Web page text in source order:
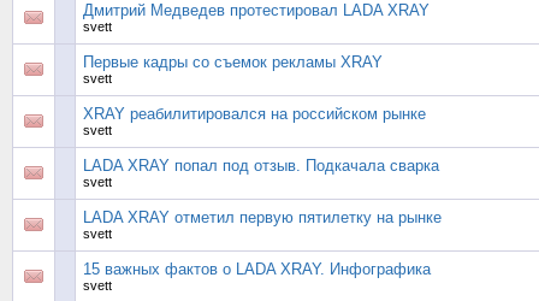
Дмитрий Медведев протестировал LADA XRAY
svett
Первые кадры со съемок рекламы XRAY
svett
XRAY реабилитировался на российском рынке
svett
LADA XRAY попал под отзыв. Подкачала сварка
svett
LADA XRAY отметил первую пятилетку на рынке
svett
15 важных фактов о LADA XRAY. Инфографика
svett